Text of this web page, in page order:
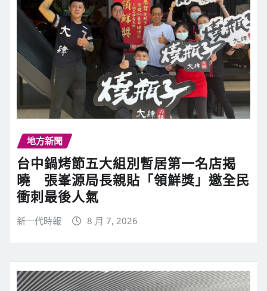
地方新聞
台中鍋烤節五大組別暫居第一名店揭
曉 張峯源局長親貼「領鮮獎」邀全民
衝刺最後人氣
新一代時報 8 月 7, 2026